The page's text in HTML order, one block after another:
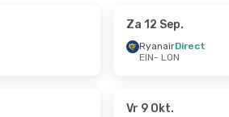
Za 12 Sep.
RyanairDirect
EIN- LON
Vr 9 Okt.